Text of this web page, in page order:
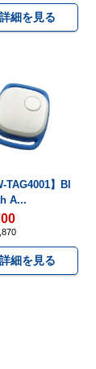
詳細を見る
TAG4001】Bl
A...
詳細を見る